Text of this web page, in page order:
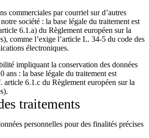
commerciales par courriel sur d’autres
société : la base légale du traitement est
6.1.a) du Règlement européen sur la
comme l’exige l’article L. 34-5 du code des
électroniques.
impliquant la conservation des données
ans : la base légale du traitement est
article 6.1.c du Règlement européen sur la
traitements
personnelles pour des finalités précises